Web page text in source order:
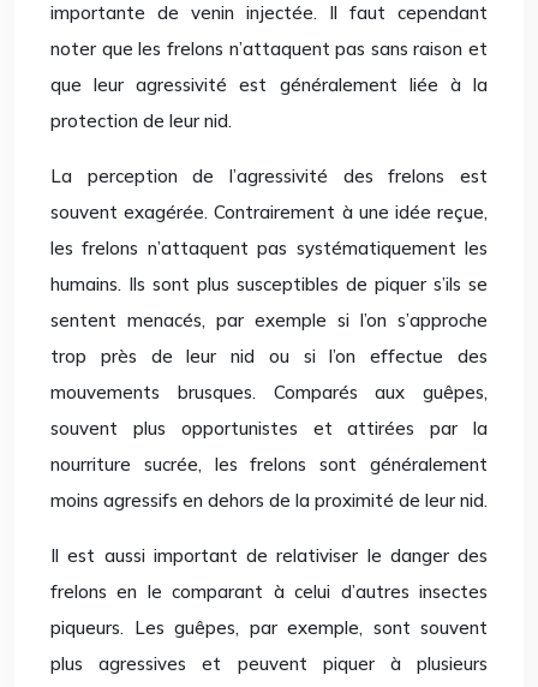
importante de venin injectée. Il faut cependant
noter que les frelons n’attaquent pas sans raison et
que leur agressivité est généralement liée à la
protection de leur nid.
La perception de l’agressivité des frelons est
souvent exagérée. Contrairement à une idée reçue,
les frelons n’attaquent pas systématiquement les
humains. Ils sont plus susceptibles de piquer s’ils se
sentent menacés, par exemple si l’on s’approche
trop près de leur nid ou si l’on effectue des
mouvements brusques. Comparés aux guêpes,
souvent plus opportunistes et attirées par la
nourriture sucrée, les frelons sont généralement
moins agressifs en dehors de la proximité de leur nid.
Il est aussi important de relativiser le danger des
frelons en le comparant à celui d’autres insectes
piqueurs. Les guêpes, par exemple, sont souvent
plus agressives et peuvent piquer à plusieurs